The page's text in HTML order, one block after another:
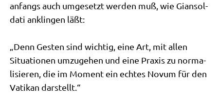
anfangs auch umge­setzt wer­den muß, wie Gian­sol­
da­ti anklin­gen läßt:
„Denn Gesten sind wich­tig, eine Art, mit allen
Situa­tio­nen umzu­ge­hen und eine Pra­xis zu nor­ma­
li­sie­ren, die im Moment ein ech­tes Novum für den
Vati­kan darstellt.“